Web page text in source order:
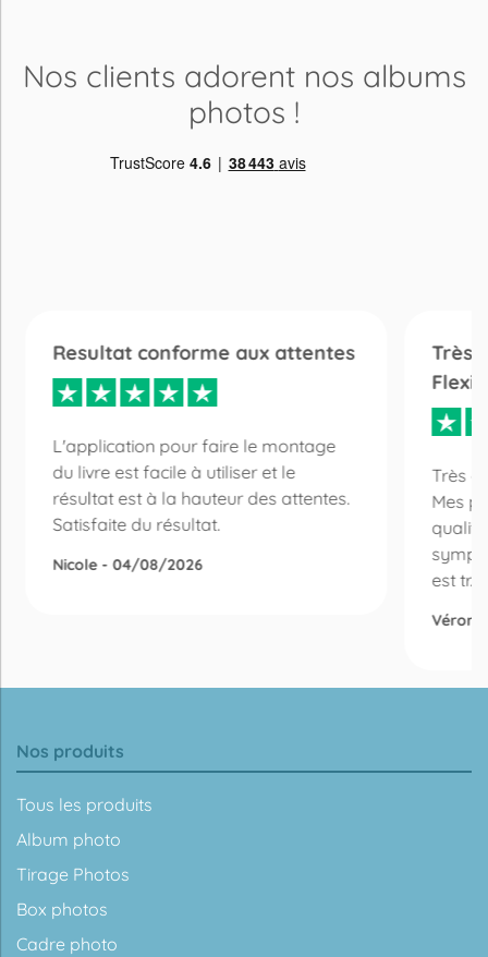
Nos clients adorent nos albums
photos !
Resultat conforme aux attentes
L'application pour faire le montage
du livre est facile à utiliser et le
résultat est à la hauteur des attentes.
Satisfaite du résultat.
Nicole - 04/08/2026
Très
Très
Mes
est tr...
Nos produits
Tous les produits
Album photo
Tirage Photos
Box photos
Cadre photo